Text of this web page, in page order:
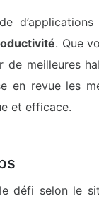
. Que
meilleures
en revue les
et efficace.
défi selon le